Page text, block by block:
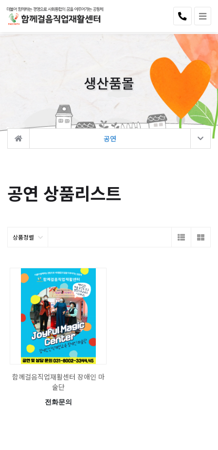
생산품몰
공연
공연 상품리스트
상품정렬
함께걸음직업재활센터 장애인 마
술단
전화문의